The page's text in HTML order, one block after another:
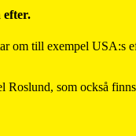
om till exempel
som också